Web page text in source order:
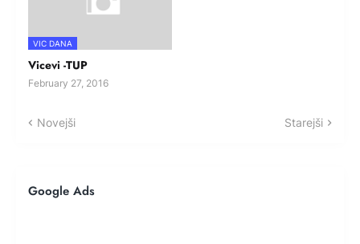
VIC DANA
Vicevi -TUP
February 27, 2016
Novejši Starejši
Google Ads